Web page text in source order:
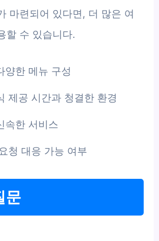
마련되어 있다면, 더 많은 여
할 수 있습니다.
양한 메뉴 구성
제공 시간과 청결한 환경
속한 서비스
청 대응 가능 여부
문